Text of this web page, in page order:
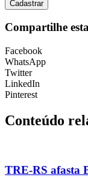
Cadastrar
Compartilhe
Facebook
WhatsApp
Twitter
LinkedIn
Pinterest
Conteúdo
TRE-RS afasta